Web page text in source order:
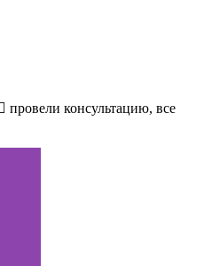
провели консультацию, все